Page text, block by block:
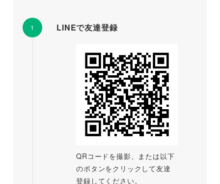
LINEで友達登録
QRコードを撮影、または以下
のボタンをクリックして友達
登録してください。